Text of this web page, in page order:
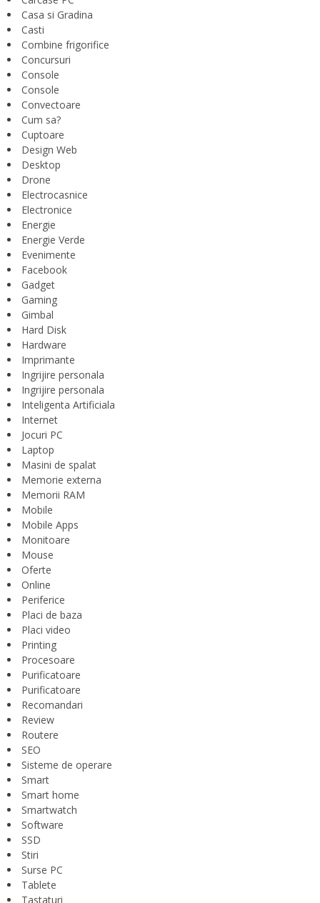
Casa si Gradina
Casti
Combine frigorifice
Concursuri
Console
Console
Convectoare
Cum sa?
Cuptoare
Design Web
Desktop
Drone
Electrocasnice
Electronice
Energie
Energie Verde
Evenimente
Facebook
Gadget
Gaming
Gimbal
Hard Disk
Hardware
Imprimante
Ingrijire personala
Ingrijire personala
Inteligenta Artificiala
Internet
Jocuri PC
Laptop
Masini de spalat
Memorie externa
Memorii RAM
Mobile
Mobile Apps
Monitoare
Mouse
Oferte
Online
Periferice
Placi de baza
Placi video
Printing
Procesoare
Purificatoare
Purificatoare
Recomandari
Review
Routere
SEO
Sisteme de operare
Smart
Smart home
Smartwatch
Software
SSD
Stiri
Surse PC
Tablete
Tastaturi